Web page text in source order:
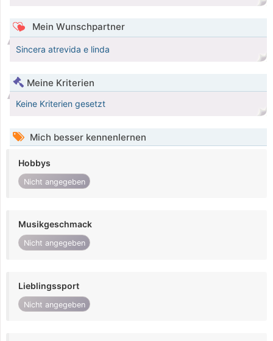
Mein Wunschpartner
Sincera atrevida e linda
Meine Kriterien
Keine Kriterien gesetzt
Mich besser kennenlernen
Hobbys
Nicht angegeben
Musikgeschmack
Nicht angegeben
Lieblingssport
Nicht angegeben